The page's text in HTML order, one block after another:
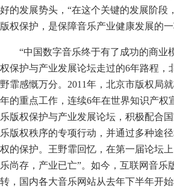
好的发展势头，“在这个关键的发展阶段
版权保护，是保障音乐产业健康发展的一
“中国数字音乐终于有了成功的商业
权保护与产业发展论坛走过的6年路程，
野霏感慨万分。2011年，北京市版权局
年的重点工作，连续6年在世界知识产权
乐版权保护与产业发展论坛，积极配合
乐版权秩序的专项行动，并通过多种途
权的保护。王野霏回忆，在第一届论坛
乐尚存，产业已亡”。如今，互联网音乐
转，国内各大音乐网站从去年下半年开